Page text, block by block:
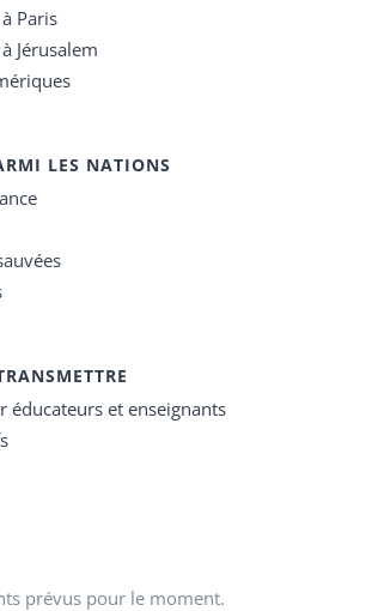
Paris
Jérusalem
LES NATIONS
éducateurs et enseignants
prévus pour le moment.